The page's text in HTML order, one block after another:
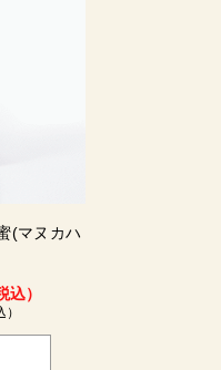
(マヌカハ
込）
）